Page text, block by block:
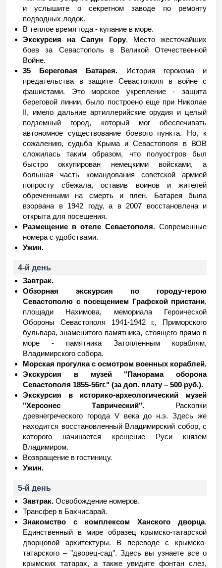
и услышите о секретном заводе по ремонту
подводных лодок.
В теплое время года - купание в море.
Экскурсия на Сапун Гору. Место жесточайших
боев за Севастополь в Великой Отечественной
Войне.
35 Береговая Батарея. История героизма и
предательства в защите Севастополя в войне с
фашистами. Это морское укрепление - защита
береговой линии, было построено еще при Николае
II, имело дальние артиллерийские орудия и целый
подземный город, который мог обеспечивать
автономное существование боевого пункта. Но, к
сожалению, судьба Крыма и Севастополя в ВОВ
сложилась таким образом, что полуостров был
быстро оккупирован немецкими войсками, а
большая часть командования советской армией
попросту сбежала, оставив воинов и жителей
обреченными на смерть и плен. Батарея была
взорвана в 1942 году, а в 2007 восстановлена и
открыта для посещения.
Размещение в отеле Севастополя. Современные
номера с удобствами.
Ужин.
4-й день
Завтрак.
Обзорная экскурсия по городу-герою
Севастополю с посещением Графской пристани,
площади Нахимова, мемориала Героической
Обороны Севастополя 1941-1942 г., Приморского
бульвара, знаменитого памятника, стоящего прямо в
море - памятника Затопленным кораблям,
Владимирского собора.
Морская прогулка с осмотром военных кораблей.
Экскурсия в музей "Панорама оборона
Севастополя 1855-56гг." (за доп. плату – 500 руб.).
Экскурсия в историко-археологический музей
"Херсонес Таврический". Раскопки
древнегреческого города V века до н.э. Здесь же
находится восстановленный Владимирский собор, с
которого начинается крещение Руси князем
Владимиром.
Возвращение в гостиницу.
Ужин.
5-й день
Завтрак. Освобождение номеров.
Трансфер в Бахчисарай.
Знакомство с комплексом Ханского дворца.
Единственный в мире образец крымско-татарской
дворцовой архитектуры. В переводе с крымско-
татарского – "дворец-сад". Здесь вы узнаете все о
крымских татарах, а также увидите фонтан слез,